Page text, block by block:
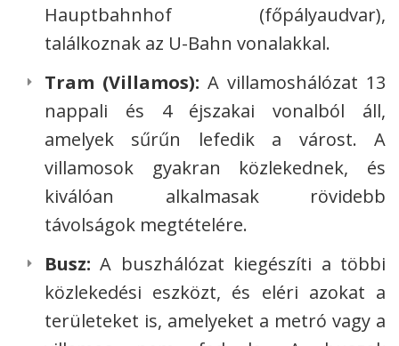
Hauptbahnhof (főpályaudvar),
találkoznak az U-Bahn vonalakkal.
Tram (Villamos): A villamoshálózat 13
nappali és 4 éjszakai vonalból áll,
amelyek sűrűn lefedik a várost. A
villamosok gyakran közlekednek, és
kiválóan alkalmasak rövidebb
távolságok megtételére.
Busz: A buszhálózat kiegészíti a többi
közlekedési eszközt, és eléri azokat a
területeket is, amelyeket a metró vagy a